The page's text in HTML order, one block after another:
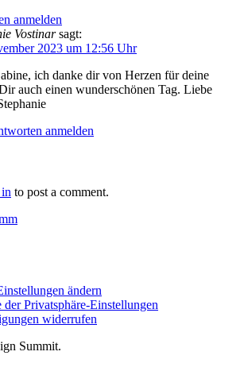
anmelden
Vostinar sagt:
2023 um 12:56 Uhr
ich danke dir von Herzen für deine
auch einen wunderschönen Tag. Liebe
anmelden
to post a comment.
ändern
der Privatsphäre-Einstellungen
widerrufen
Summit.